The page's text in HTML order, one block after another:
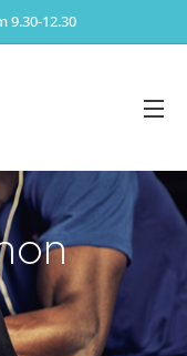
9.30-12.30